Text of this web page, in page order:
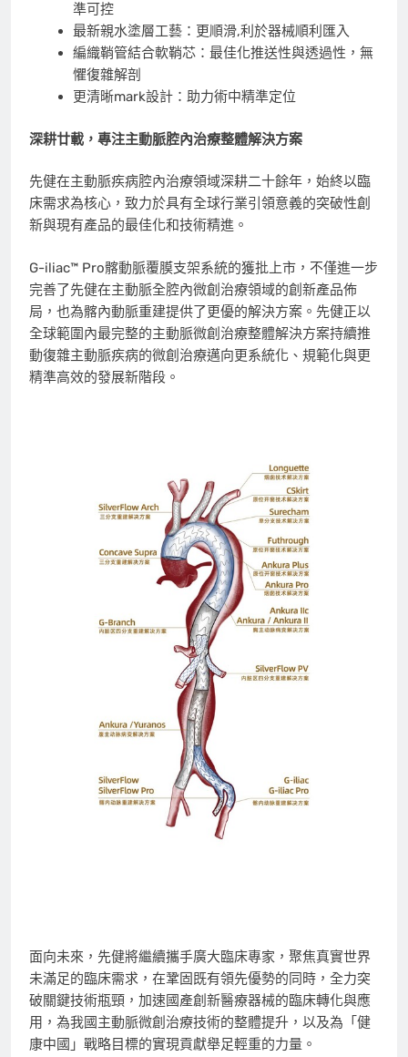
準可控
最新親水塗層工藝：更順滑,利於器械順利匯入
編織鞘管結合軟鞘芯：最佳化推送性與透過性，無
懼復雜解剖
更清晰mark設計：助力術中精準定位
深耕廿載，專注主動脈腔內治療整體解決方案
先健在主動脈疾病腔內治療領域深耕二十餘年，始終以臨
床需求為核心，致力於具有全球行業引領意義的突破性創
新與現有產品的最佳化和技術精進。
G-iliac™ Pro髂動脈覆膜支架系統的獲批上市，不僅進一步
完善了先健在主動脈全腔內微創治療領域的創新產品佈
局，也為髂內動脈重建提供了更優的解決方案。先健正以
全球範圍內最完整的主動脈微創治療整體解決方案持續推
動復雜主動脈疾病的微創治療邁向更系統化、規範化與更
精準高效的發展新階段。
面向未來，先健將繼續攜手廣大臨床專家，聚焦真實世界
未滿足的臨床需求，在鞏固既有領先優勢的同時，全力突
破關鍵技術瓶頸，加速國產創新醫療器械的臨床轉化與應
用，為我國主動脈微創治療技術的整體提升，以及為「健
康中國」戰略目標的實現貢獻舉足輕重的力量。